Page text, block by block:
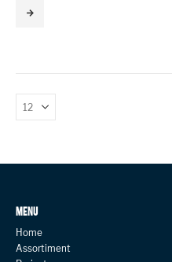
MENU
Home
Assortiment